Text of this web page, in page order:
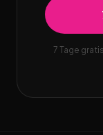
7 Tage